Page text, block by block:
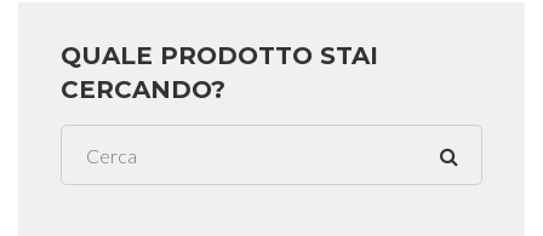
QUALE PRODOTTO STAI
CERCANDO?